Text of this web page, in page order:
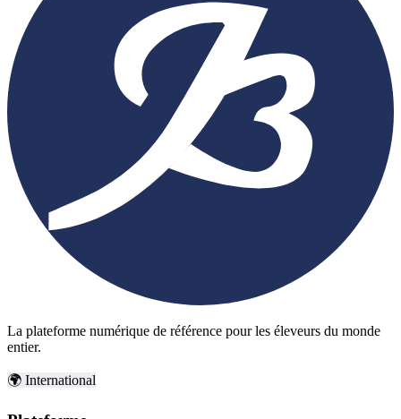
La plateforme numérique de référence pour les éleveurs du monde
entier.
🌍 International